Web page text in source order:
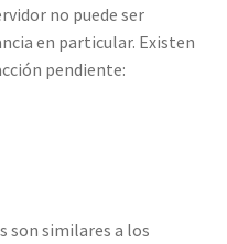
no puede ser
en particular. Existen
pendiente:
son similares a los